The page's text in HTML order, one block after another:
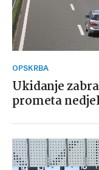
OPSKRBA
Ukidanje
prometa